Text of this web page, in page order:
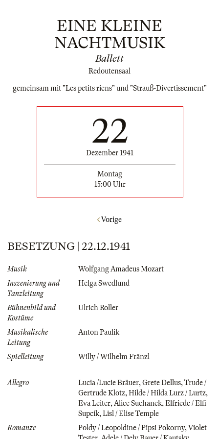
EINE KLEINE
NACHTMUSIK
Ballett
Redoutensaal
gemeinsam mit "Les petits riens" und "Strauß-Divertissement"
22
Dezember 1941
Montag
15:00 Uhr
Vorige
BESETZUNG | 22.12.1941
Musik
Wolfgang Amadeus Mozart
Inszenierung und
Tanzleitung
Helga Swedlund
Bühnenbild und
Kostüme
Ulrich Roller
Musikalische
Leitung
Anton Paulik
Spielleitung Willy / Wilhelm Fränzl
Allegro Lucia /Lucie Bräuer, Grete Dellus, Trude /
Gertrude Klotz, Hilde / Hilda Lurz / Lurtz,
Eva Leiter, Alice Suchanek, Elfriede / Elfi
Supcik, Lisl / Elise Temple
Romanze
Poldy / Leopoldine / Pipsi Pokorny, Violet